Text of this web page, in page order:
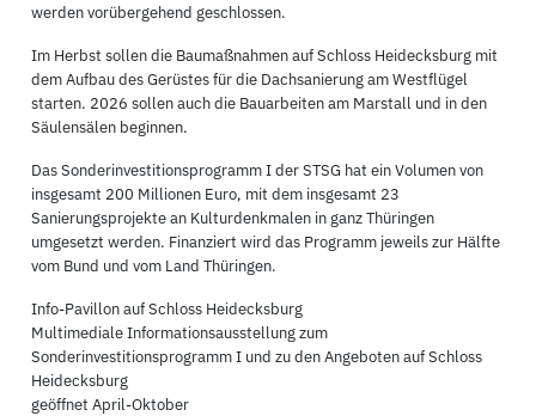
werden vorübergehend geschlossen.
Im Herbst sollen die Baumaßnahmen auf Schloss Heidecksburg mit
dem Aufbau des Gerüstes für die Dachsanierung am Westflügel
starten. 2026 sollen auch die Bauarbeiten am Marstall und in den
Säulensälen beginnen.
Das Sonderinvestitionsprogramm I der STSG hat ein Volumen von
insgesamt 200 Millionen Euro, mit dem insgesamt 23
Sanierungsprojekte an Kulturdenkmalen in ganz Thüringen
umgesetzt werden. Finanziert wird das Programm jeweils zur Hälfte
vom Bund und vom Land Thüringen.
Info-Pavillon auf Schloss Heidecksburg
Multimediale Informationsausstellung zum
Sonderinvestitionsprogramm I und zu den Angeboten auf Schloss
Heidecksburg
geöffnet April-Oktober